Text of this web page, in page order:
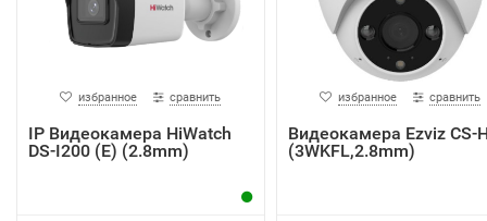
избранное сравнить
IP Видеокамера HiWatch
DS-I200 (E) (2.8mm)
избранное сравнить
Видеокамера Ezviz CS-
(3WKFL,2.8mm)